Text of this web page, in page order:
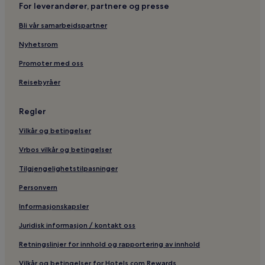
Golfhoteller i Malindi
Hoteller i Malindi
Billige hoteller i Mombasa
2-Stjerners hoteller i Mombasa
Hoteller i Mombasa
Hoteller i Naivasha
Hoteller i Taveta
Hoteller i Maasai Mara
Hoteller i Kilifi
Strandhoteller i Watamu
Familiehoteller i Watamu
Hoteller i Watamu
Billige hoteller i Diani-stranden
Luksushoteller i Diani-stranden
For leverandører, partnere og presse
Bli vår samarbeidspartner
Nyhetsrom
Promoter med oss
Reisebyråer
Regler
Vilkår og betingelser
Vrbos vilkår og betingelser
Tilgjengelighetstilpasninger
Personvern
Informasjonskapsler
Juridisk informasjon / kontakt oss
Retningslinjer for innhold og rapportering av innhold
Vilkår og betingelser for Hotels.com Rewards